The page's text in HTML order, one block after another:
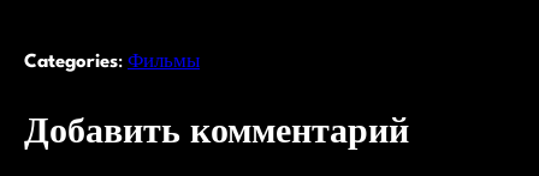
Categories: Фильмы
Добавить комментарий